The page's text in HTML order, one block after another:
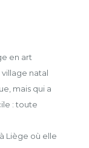
en art
village natal
mais qui a
: toute
Liège où elle